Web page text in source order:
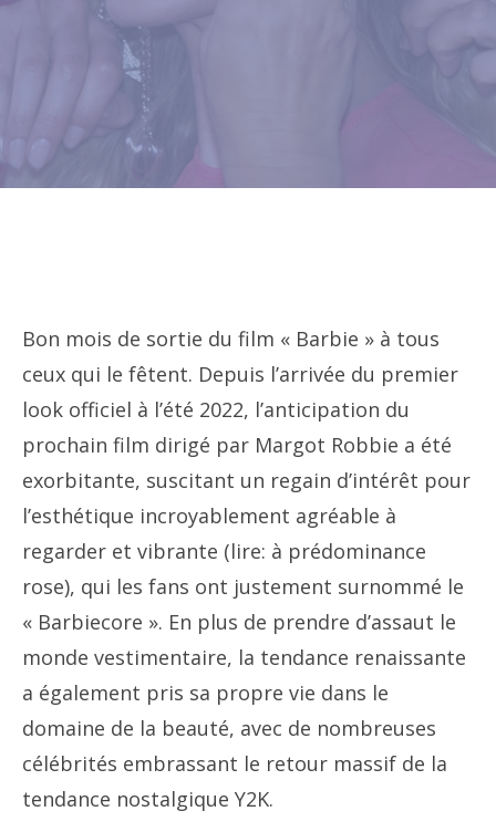
Bon mois de sortie du film « Barbie » à tous
ceux qui le fêtent. Depuis l’arrivée du premier
look officiel à l’été 2022, l’anticipation du
prochain film dirigé par Margot Robbie a été
exorbitante, suscitant un regain d’intérêt pour
l’esthétique incroyablement agréable à
regarder et vibrante (lire: à prédominance
rose), qui les fans ont justement surnommé le
« Barbiecore ». En plus de prendre d’assaut le
monde vestimentaire, la tendance renaissante
a également pris sa propre vie dans le
domaine de la beauté, avec de nombreuses
célébrités embrassant le retour massif de la
tendance nostalgique Y2K.